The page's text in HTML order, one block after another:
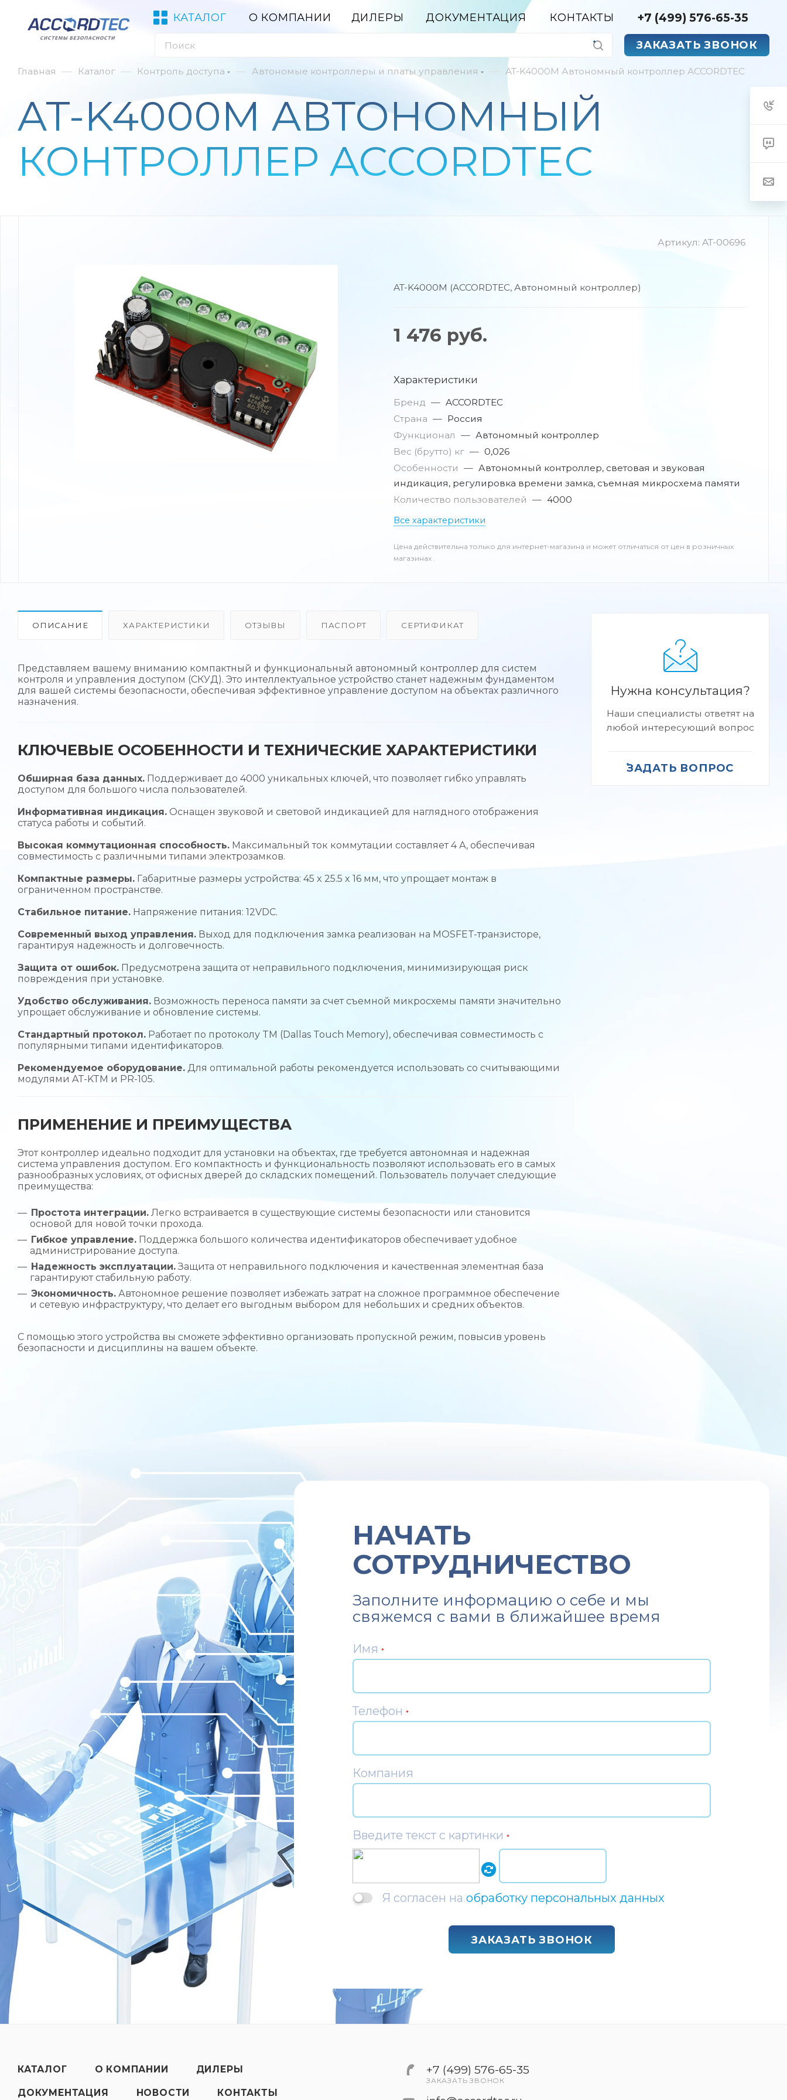
+7 (499) 576-65-35
ЗАКАЗАТЬ ЗВОНОК
КАТАЛОГ О КОМПАНИИ ДИЛЕРЫ ДОКУМЕНТАЦИЯ КОНТАКТЫ
Главная — Каталог — Контроль доступа — Автономые контроллеры и платы управления — AT-K4000M Автономный контроллер ACCORDTEC
AT-K4000M АВТОНОМНЫЙ
КОНТРОЛЛЕР ACCORDTEC
Артикул: AT-00696
AT-K4000M (ACCORDTEC, Автономный контроллер)
1 476 руб.
Характеристики
Бренд — ACCORDTEC
Страна — Россия
Функционал — Автономный контроллер
Вес (брутто) кг — 0,026
Особенности — Автономный контроллер, световая и звуковая
индикация, регулировка времени замка, съемная микросхема памяти
Количество пользователей — 4000
Все характеристики
Цена действительна только для интернет-магазина и может отличаться от цен в розничных
магазинах .
ОПИСАНИЕ ХАРАКТЕРИСТИКИ ОТЗЫВЫ ПАСПОРТ СЕРТИФИКАТ
Представляем вашему вниманию компактный и функциональный автономный контроллер для систем
контроля и управления доступом (СКУД). Это интеллектуальное устройство станет надежным фундаментом
для вашей системы безопасности, обеспечивая эффективное управление доступом на объектах различного
назначения.
КЛЮЧЕВЫЕ ОСОБЕННОСТИ И ТЕХНИЧЕСКИЕ ХАРАКТЕРИСТИКИ
Обширная база данных. Поддерживает до 4000 уникальных ключей, что позволяет гибко управлять
доступом для большого числа пользователей.
Информативная индикация. Оснащен звуковой и световой индикацией для наглядного отображения
статуса работы и событий.
Высокая коммутационная способность. Максимальный ток коммутации составляет 4 А, обеспечивая
совместимость с различными типами электрозамков.
Компактные размеры. Габаритные размеры устройства: 45 x 25.5 x 16 мм, что упрощает монтаж в
ограниченном пространстве.
Стабильное питание. Напряжение питания: 12VDC.
Современный выход управления. Выход для подключения замка реализован на MOSFET-транзисторе,
гарантируя надежность и долговечность.
Защита от ошибок. Предусмотрена защита от неправильного подключения, минимизирующая риск
повреждения при установке.
Удобство обслуживания. Возможность переноса памяти за счет съемной микросхемы памяти значительно
упрощает обслуживание и обновление системы.
Стандартный протокол. Работает по протоколу TM (Dallas Touch Memory), обеспечивая совместимость с
популярными типами идентификаторов.
Рекомендуемое оборудование. Для оптимальной работы рекомендуется использовать со считывающими
модулями AT-KTM и PR-105.
ПРИМЕНЕНИЕ И ПРЕИМУЩЕСТВА
Этот контроллер идеально подходит для установки на объектах, где требуется автономная и надежная
система управления доступом. Его компактность и функциональность позволяют использовать его в самых
разнообразных условиях, от офисных дверей до складских помещений. Пользователь получает следующие
преимущества:
Простота интеграции. Легко встраивается в существующие системы безопасности или становится
основой для новой точки прохода.
Гибкое управление. Поддержка большого количества идентификаторов обеспечивает удобное
администрирование доступа.
Надежность эксплуатации.Защита от неправильного подключения и качественная элементная база
гарантируют стабильную работу.
Экономичность. Автономное решение позволяет избежать затрат на сложное программное обеспечение
и сетевую инфраструктуру, что делает его выгодным выбором для небольших и средних объектов.
С помощью этого устройства вы сможете эффективно организовать пропускной режим, повысив уровень
безопасности и дисциплины на вашем объекте.
Нужна консультация?
Наши специалисты ответят на
любой интересующий вопрос
ЗАДАТЬ ВОПРОС
НАЧАТЬ
СОТРУДНИЧЕСТВО
Заполните информацию о себе и мы
свяжемся с вами в ближайшее время
Имя *
Телефон *
Компания
Введите текст с картинки *
Я согласен на обработку персональных данных
ЗАКАЗАТЬ ЗВОНОК
КАТАЛОГ О КОМПАНИИ ДИЛЕРЫ
ДОКУМЕНТАЦИЯ НОВОСТИ КОНТАКТЫ
+7 (499) 576-65-35
ЗАКАЗАТЬ ЗВОНОК